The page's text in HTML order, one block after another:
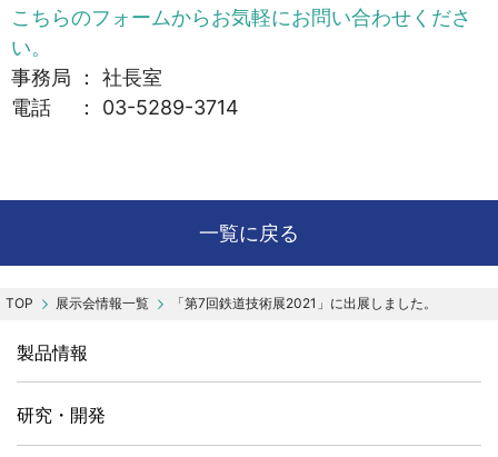
こちらのフォームからお気軽にお問い合わせくださ
い。
事務局 ： 社長室
電話 ： 03-5289-3714
一覧に戻る
展示会情報一覧 「第7回鉄道技術展2021」に出展しました。
製品情報
研究・開発